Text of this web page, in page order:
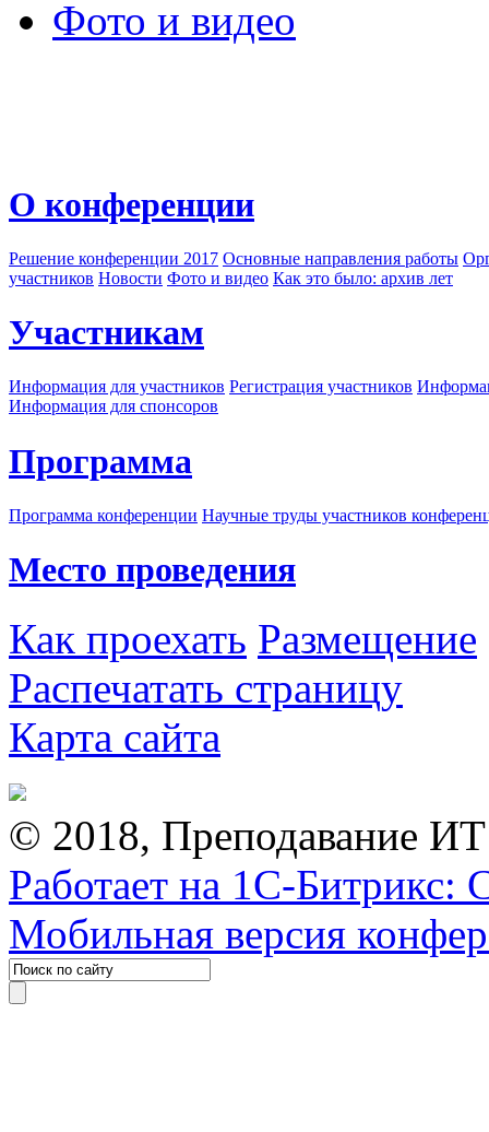
Фото и видео
О конференции
Решение конференции 2017 Основные направления работы
участников Новости Фото и видео Как это было: архив лет
Участникам
Информация для участников Регистрация участников
Информация для спонсоров
Программа
Программа конференции Научные труды участников
Место проведения
Как проехать Размещение
Распечатать страницу
Карта сайта
© 2018, Преподавание
Работает на 1С-Битрикс:
Мобильная версия